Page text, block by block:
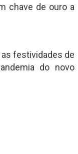
chave de ouro a
as festividades de
do novo